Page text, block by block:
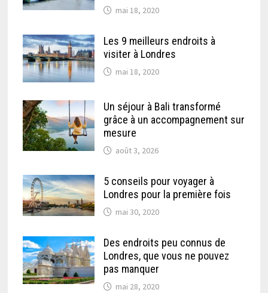
mai 18, 2020
Les 9 meilleurs endroits à
visiter à Londres
mai 18, 2020
Un séjour à Bali transformé
grâce à un accompagnement sur
mesure
août 3, 2026
5 conseils pour voyager à
Londres pour la première fois
mai 30, 2020
Des endroits peu connus de
Londres, que vous ne pouvez
pas manquer
mai 28, 2020